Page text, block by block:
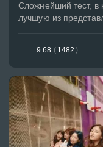
Сложнейший тест, в
лучшую из
9.68 ( 1482 )